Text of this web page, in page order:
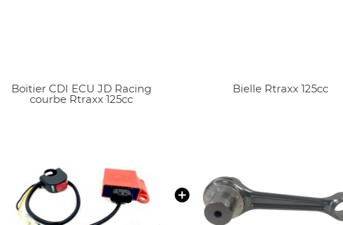
Boitier CDI ECU JD Racing
courbe Rtraxx 125cc
Bielle Rtraxx 125cc